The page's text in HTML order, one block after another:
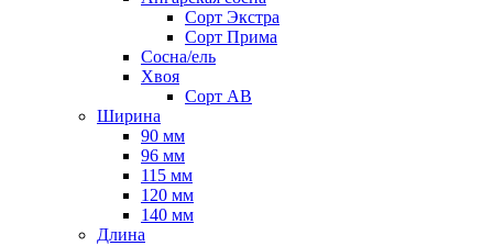
Cорт Экстра
Сорт Прима
Сосна/ель
Хвоя
Сорт AB
Ширина
90 мм
96 мм
115 мм
120 мм
140 мм
Длина